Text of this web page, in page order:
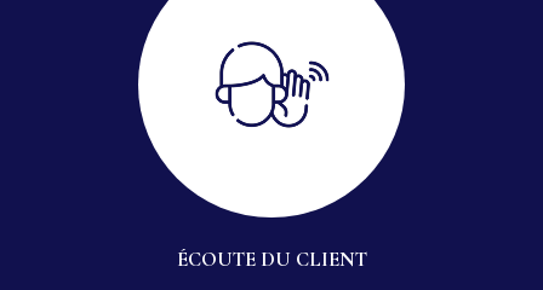
ÉCOUTE DU CLIENT